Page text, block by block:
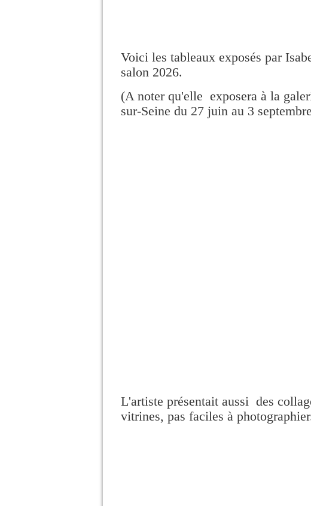
Voici les tableaux exposés par
salon 2026.
(A noter qu'elle exposera à la
sur-Seine du 27 juin au 3
L'artiste présentait aussi des
vitrines, pas faciles à